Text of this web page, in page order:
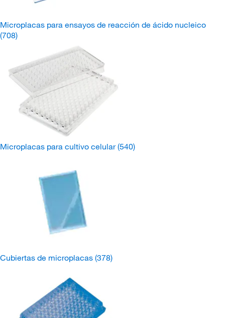
Microplacas para ensayos de reacción de ácido nucleico
(708)
Microplacas para cultivo celular(540)
Cubiertas de microplacas (378)